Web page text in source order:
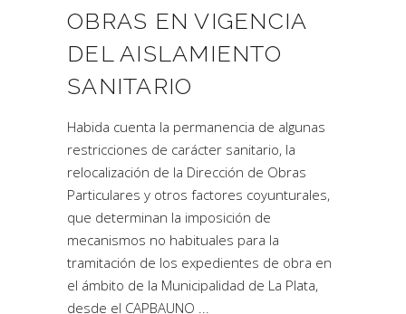
OBRAS EN VIGENCIA
DEL AISLAMIENTO
SANITARIO
Habida cuenta la permanencia de algunas
restricciones de carácter sanitario, la
relocalización de la Dirección de Obras
Particulares y otros factores coyunturales,
que determinan la imposición de
mecanismos no habituales para la
tramitación de los expedientes de obra en
el ámbito de la Municipalidad de La Plata,
desde el CAPBAUNO